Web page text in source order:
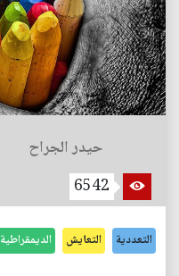
حيدر الجراح
6542
التعددية التعايش الديمقراطية